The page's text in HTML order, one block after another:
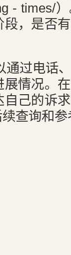
- times/
，是否
通过电话
情况。
己的诉
查询和参